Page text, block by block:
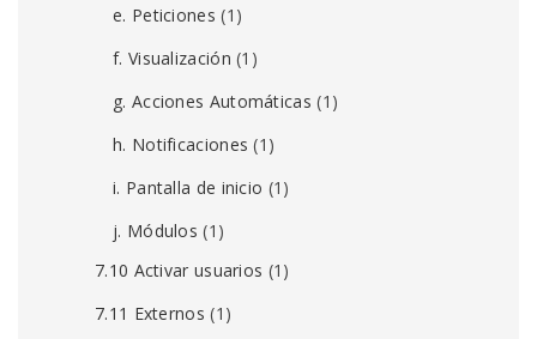
e. Peticiones (1)
f. Visualización (1)
g. Acciones Automáticas (1)
h. Notificaciones (1)
i. Pantalla de inicio (1)
j. Módulos (1)
7.10 Activar usuarios (1)
7.11 Externos (1)